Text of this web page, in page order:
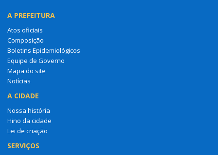
A PREFEITURA
Atos oficiais
Composição
Boletins Epidemiológicos
Equipe de Governo
Mapa do site
Notícias
A CIDADE
Nossa história
Hino da cidade
Lei de criação
SERVIÇOS